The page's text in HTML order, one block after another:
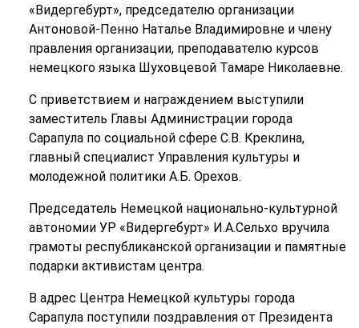
«Видергебурт», председателю организации
Антоновой-Пенно Наталье Владимировне и члену
правления организации, преподавателю курсов
немецкого языка Шуховцевой Тамаре Николаевне.
С приветствием и награждением выступили
заместитель Главы Администрации города
Сарапула по социальной сфере С.В. Креклина,
главный специалист Управления культуры и
молодежной политики А.Б. Орехов.
Председатель Немецкой национально-культурной
автономии УР «Видергебурт» И.А.Сельхо вручила
грамоты республиканской организации и памятные
подарки активистам центра.
В адрес Центра Немецкой культуры города
Сарапула поступили поздравления от Президента